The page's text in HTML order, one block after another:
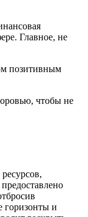
Главное, не
позитивным
чтобы не
горизонты и